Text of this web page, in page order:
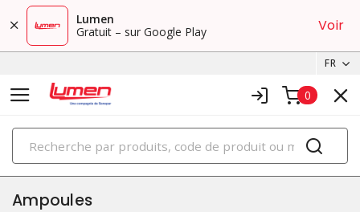
Lumen
Gratuit – sur Google Play
Voir
FR
0
PRODUITS
éclairage
Ampoules